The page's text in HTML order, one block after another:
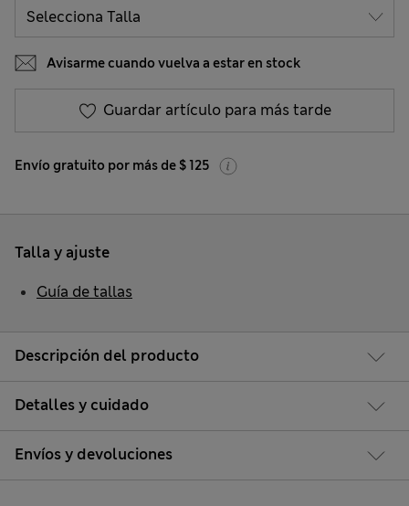
Avisarme cuando vuelva a estar en stock
Guardar artículo para más tarde
Envío gratuito por más de $ 125
Descripción del producto
Detalles y cuidado
Envíos y devoluciones
Talla y ajuste
Guía de tallas